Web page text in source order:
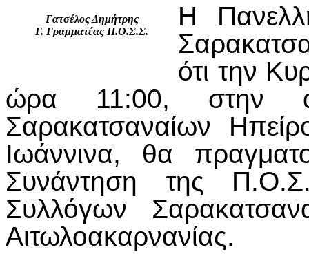
Γατσέλος Δημήτρης
Γ. Γραμματέας Π.Ο.Σ.Σ.
Η
ότι την
ώρα 11:00, στην
Σαρακατσαναίων
Ιωάννινα, θα
Συνάντηση της
Συλλόγων
Αιτωλοακαρνανίας.